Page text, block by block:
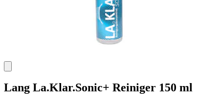
Lang La.Klar.Sonic+ Reiniger 150 ml